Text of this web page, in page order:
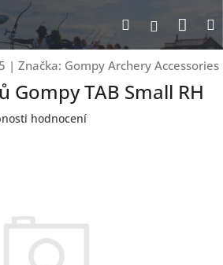
Hledat
| Značka: Gompy Archery Accessories
Gompy TAB Small RH
hodnocení